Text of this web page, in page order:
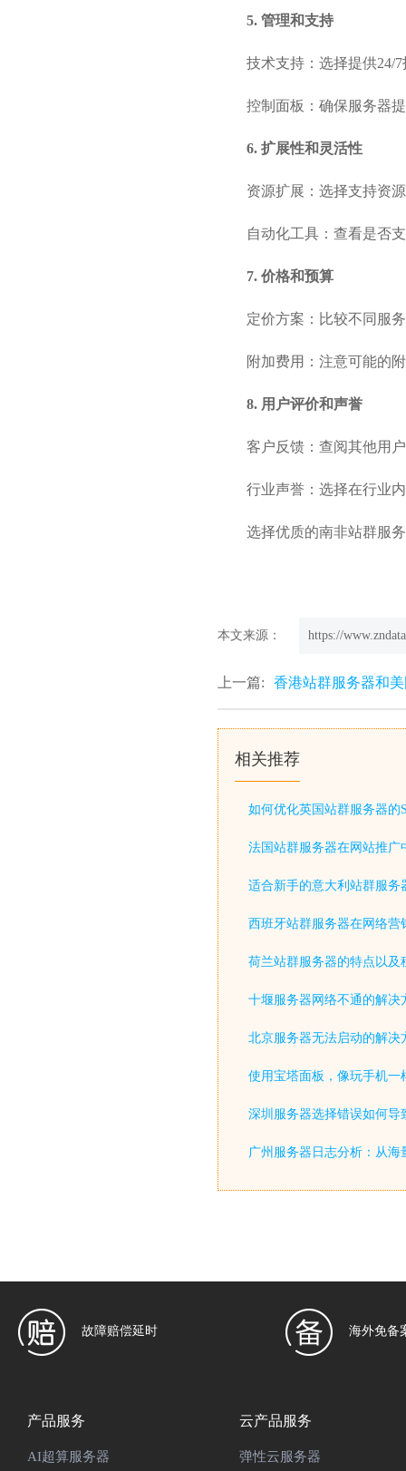
5. 管理和支持
技术支持：选择提供24/
控制面板：确保服务器
6. 扩展性和灵活性
资源扩展：选择支持资
自动化工具：查看是否
7. 价格和预算
定价方案：比较不同服
附加费用：注意可能的
8. 用户评价和声誉
客户反馈：查阅其他用
行业声誉：选择在行业
选择优质的南非站群服
本文来源： https://
上一篇: 香港站群服务器和
相关推荐
如何优化英国站群服务器的
法国站群服务器在网站推广
适合新手的意大利站群服务
西班牙站群服务器在网络营
荷兰站群服务器的特点以及
十堰服务器网络不通的解决
北京服务器无法启动的解决
使用宝塔面板，像玩手机一
深圳服务器选择错误如何导
广州服务器日志分析：从海
故障赔偿延时 海外免备
产品服务
AI超算服务器
云产品服务
弹性云服务器